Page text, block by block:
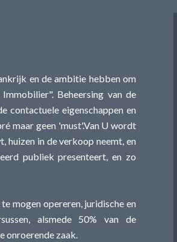
en de ambitie hebben om
Beheersing van de
contactuele eigenschappen en
maar geen 'must'.Van U wordt
in de verkoop neemt, en
publiek presenteert, en zo
mogen opereren, juridische en
alsmede 50% van de
onroerende zaak.